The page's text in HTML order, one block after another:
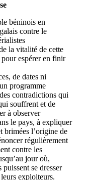
béninois en
contre le
la vitalité de cette
espérer en finir
de dates ni
programme
contradictions qui
souffrent et de
à observer
le pays, à expliquer
brimées l’origine de
régulièrement
contre les
jour où,
puissent se dresser
exploiteurs.